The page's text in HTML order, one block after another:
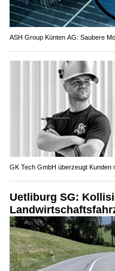
ASH Group Künten AG: Saubere
GK Tech GmbH überzeugt Kunden
Uetliburg SG: